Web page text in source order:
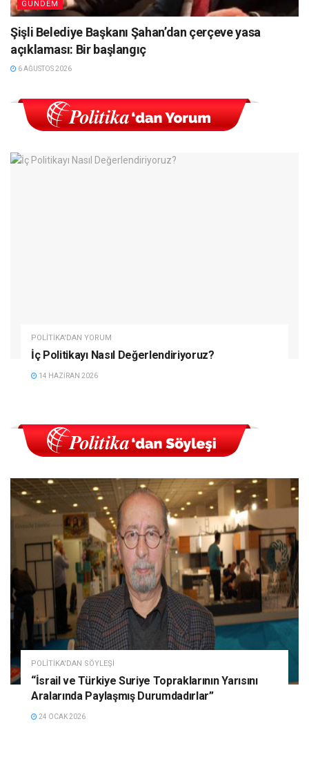
GÜNDEM
Şişli Belediye Başkanı Şahan’dan çerçeve yasa
açıklaması: Bir başlangıç
6 AĞUSTOS 2026
POLITIKA'DAN YORUM
İç Politikayı Nasıl Değerlendiriyoruz?
14 HAZIRAN 2026
POLITIKA'DAN SÖYLEŞI
“İsrail ve Türkiye Suriye Topraklarının Yarısını
Aralarında Paylaşmış Durumdadırlar”
24 OCAK 2026